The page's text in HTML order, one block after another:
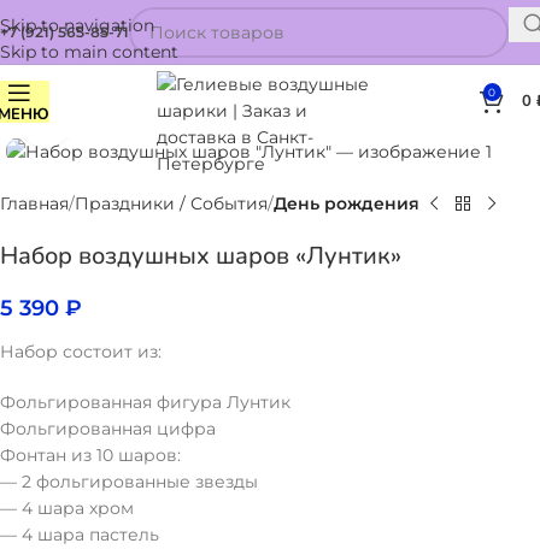
Skip to navigation
Skip to main content
+7 (921) 565-85-71
0 0
Нажмите, чтобы увеличить
Главная Праздники / События День рождения
Набор воздушных шаров «Лунтик»
5 390 ₽
Набор состоит из:
Фольгированная фигура Лунтик
Фольгированная цифра
Фонтан из 10 шаров:
— 2 фольгированные звезды
— 4 шара хром
— 4 шара пастель